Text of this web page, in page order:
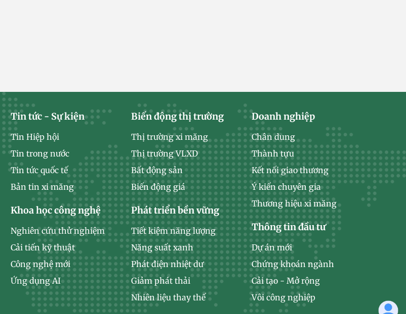
Tin tức - Sự kiện
Tin Hiệp hội
Tin trong nước
Tin tức quốc tế
Bản tin xi măng
Khoa học công nghệ
Nghiên cứu thử nghiệm
Cải tiến kỹ thuật
Công nghệ mới
Ứng dụng AI
Biến động thị trường
Thị trường xi măng
Thị trường VLXD
Bất động sản
Biến động giá
Phát triển bền vững
Tiết kiệm năng lượng
Năng suất xanh
Phát điện nhiệt dư
Giảm phát thải
Nhiên liệu thay thế
Doanh nghiệp
Chân dung
Thành tựu
Kết nối giao thương
Ý kiến chuyên gia
Thương hiệu xi măng
Thông tin đầu tư
Dự án mới
Chứng khoán ngành
Cải tạo - Mở rộng
Vôi công nghiệp